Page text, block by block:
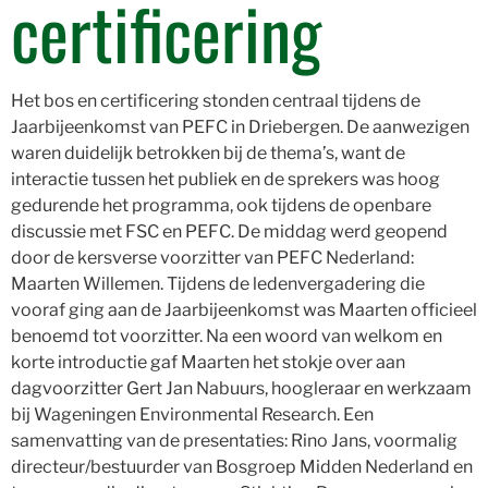
certificering
Het bos en certificering stonden centraal tijdens de
Jaarbijeenkomst van PEFC in Driebergen. De aanwezigen
waren duidelijk betrokken bij de thema’s, want de
interactie tussen het publiek en de sprekers was hoog
gedurende het programma, ook tijdens de openbare
discussie met FSC en PEFC. De middag werd geopend
door de kersverse voorzitter van PEFC Nederland:
Maarten Willemen. Tijdens de ledenvergadering die
vooraf ging aan de Jaarbijeenkomst was Maarten officieel
benoemd tot voorzitter. Na een woord van welkom en
korte introductie gaf Maarten het stokje over aan
dagvoorzitter Gert Jan Nabuurs, hoogleraar en werkzaam
bij Wageningen Environmental Research. Een
samenvatting van de presentaties: Rino Jans, voormalig
directeur/bestuurder van Bosgroep Midden Nederland en